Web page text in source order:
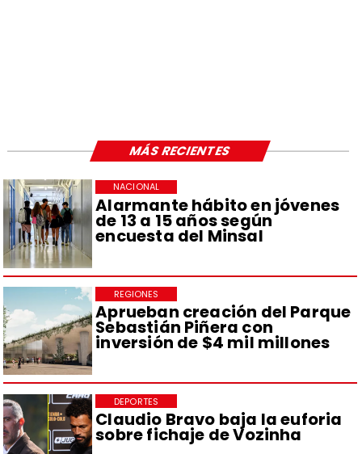
Alarmante hábito en jóvenes
de 13 a 15 años según
encuesta del Minsal
NACIONAL
Aprueban creación del Parque
Sebastián Piñera con
inversión de $4 mil millones
REGIONES
Claudio Bravo baja la euforia
sobre fichaje de Vozinha
DEPORTES
MÁS RECIENTES